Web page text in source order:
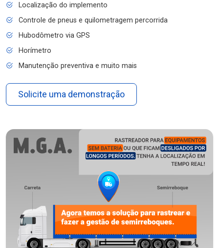
Localização do implemento
Controle de pneus e quilometragem percorrida
Hubodômetro via GPS
Horímetro
Manutenção preventiva e muito mais
Solicite uma demonstração